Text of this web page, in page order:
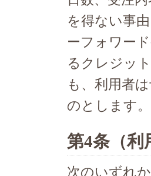
を得ない事
ーフォワー
るクレジッ
も、利用者
のとします。
第4条（利
次のいずれ